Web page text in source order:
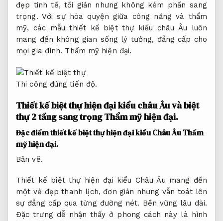
đẹp tinh tế, tối giản nhưng không kém phần sang
trọng. Với sự hòa quyện giữa công năng và thẩm
mỹ, các mẫu thiết kế biệt thự kiểu châu Âu luôn
mang đến không gian sống lý tưởng, đẳng cấp cho
mọi gia đình. Thẩm mỹ hiện đại.
Thi công đúng tiến độ.
Thiết kế biệt thự hiện đại kiểu châu Âu và biệt
thự 2 tầng sang trọngThẩm mỹ hiện đại.
Đặc điểm thiết kế biệt thự hiện đại kiểu Châu ÂuThẩm
mỹ hiện đại.
Bản vẽ.
Thiết kế biệt thự hiện đại kiểu Châu Âu mang đến
một vẻ đẹp thanh lịch, đơn giản nhưng vẫn toát lên
sự đẳng cấp qua từng đường nét. Bền vững lâu dài.
Đặc trưng dễ nhận thấy ở phong cách này là hình